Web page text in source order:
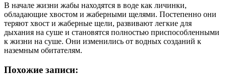
В начале жизни жабы находятся в воде как личинки,
обладающие хвостом и жаберными щелями. Постепенно они
теряют хвост и жаберные щели, развивают легкие для
дыхания на суше и становятся полностью приспособленными
к жизни на суше. Они изменились от водных созданий к
наземным обитателям.
Похожие записи: